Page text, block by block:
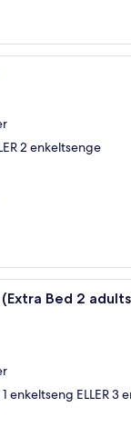
2 enkeltsenge
Bed 2 adults
enkeltseng ELLER 3